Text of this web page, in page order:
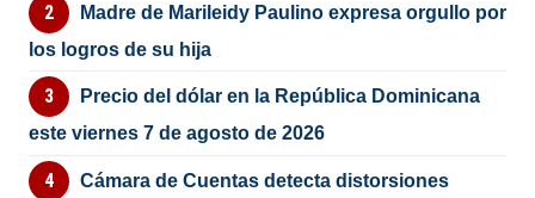
Madre de Marileidy Paulino expresa orgullo por
los logros de su hija
Precio del dólar en la República Dominicana
este viernes 7 de agosto de 2026
Cámara de Cuentas detecta distorsiones